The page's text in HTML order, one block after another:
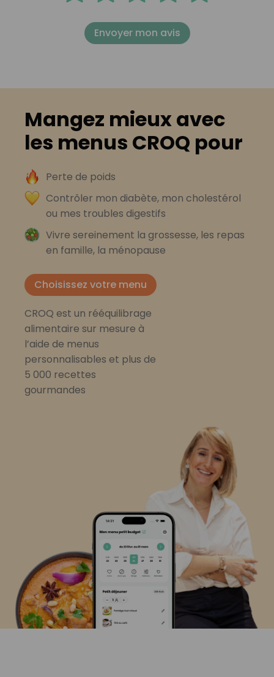
Envoyer mon avis
Mangez mieux avec
les menus CROQ pour
Perte de poids
Contrôler mon diabète, mon cholestérol
ou mes troubles digestifs
Vivre sereinement la grossesse, les repas
en famille, la ménopause
Choisissez votre menu
CROQ est un rééquilibrage
alimentaire sur mesure à
l’aide de menus
personnalisables et plus de
5 000 recettes
gourmandes